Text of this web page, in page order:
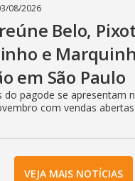
08/2026
Belo,
e
em São Paulo
do pagode se apresentam
com vendas
VEJA MAIS NOTÍCIAS